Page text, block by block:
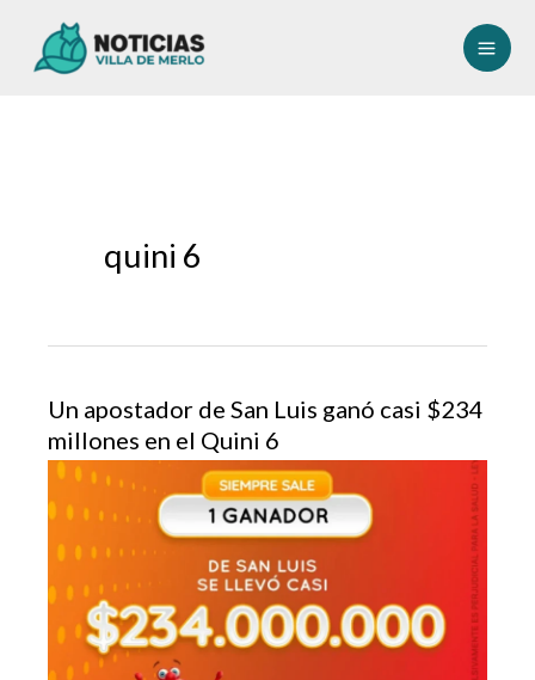
quini 6
Un apostador de San Luis ganó casi $234
millones en el Quini 6